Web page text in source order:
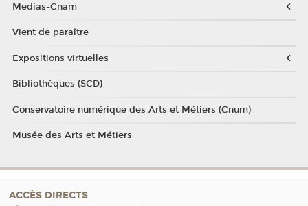
Medias-Cnam
Vient de paraître
Expositions virtuelles
Bibliothèques (SCD)
Conservatoire numérique des Arts et Métiers (Cnum)
Musée des Arts et Métiers
ACCÈS DIRECTS